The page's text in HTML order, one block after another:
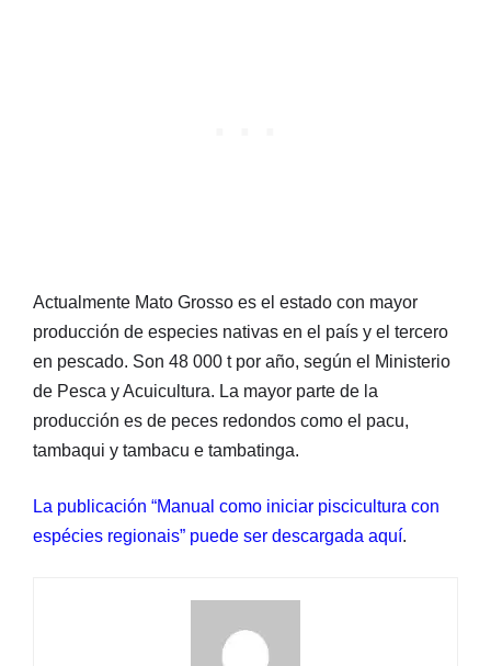
Actualmente Mato Grosso es el estado con mayor
producción de especies nativas en el país y el tercero
en pescado. Son 48 000 t por año, según el Ministerio
de Pesca y Acuicultura. La mayor parte de la
producción es de peces redondos como el pacu,
tambaqui y tambacu e tambatinga.
La publicación “Manual como iniciar piscicultura con
espécies regionais” puede ser descargada aquí.